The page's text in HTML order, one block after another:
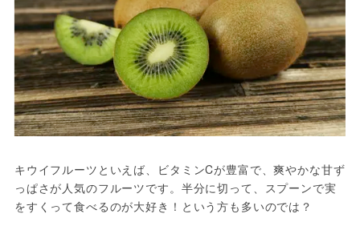
キウイフルーツといえば、ビタミンCが豊富で、爽やかな甘ず
っぱさが人気のフルーツです。半分に切って、スプーンで実
をすくって食べるのが大好き！という方も多いのでは？